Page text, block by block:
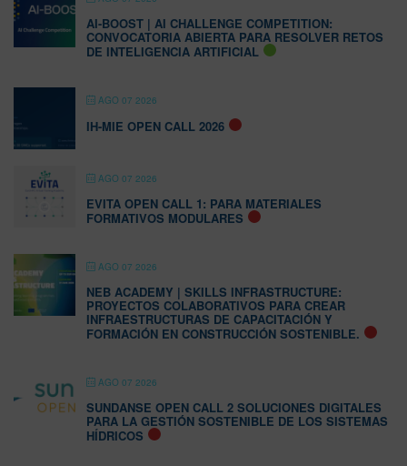
AI-BOOST | AI CHALLENGE COMPETITION:
CONVOCATORIA ABIERTA PARA RESOLVER RETOS
DE INTELIGENCIA ARTIFICIAL
AGO 07 2026
IH-MIE OPEN CALL 2026
AGO 07 2026
EVITA OPEN CALL 1: PARA MATERIALES
FORMATIVOS MODULARES
AGO 07 2026
NEB ACADEMY | SKILLS INFRASTRUCTURE:
PROYECTOS COLABORATIVOS PARA CREAR
INFRAESTRUCTURAS DE CAPACITACIÓN Y
FORMACIÓN EN CONSTRUCCIÓN SOSTENIBLE.
AGO 07 2026
SUNDANSE OPEN CALL 2 SOLUCIONES DIGITALES
PARA LA GESTIÓN SOSTENIBLE DE LOS SISTEMAS
HÍDRICOS